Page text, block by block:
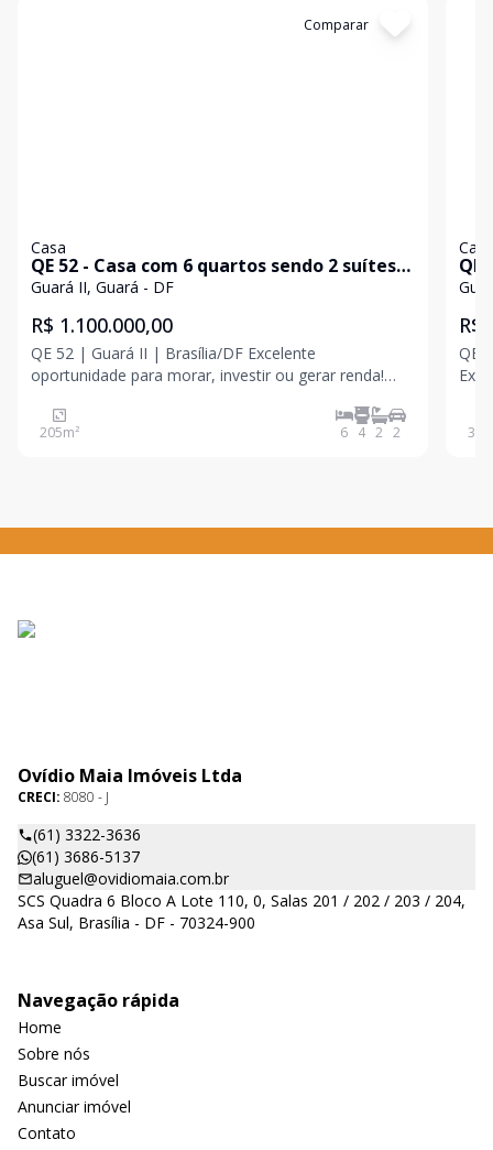
Comparar
Casa
QE 52 - Casa com 6 quartos sendo 2 suítes à
venda - à vista - Guará II.
Guará II, Guará - DF
R$ 1.100.000,00
QE 52 | Guará II | Brasília/DF Excelente
oportunidade para morar, investir ou gerar renda!
por dois apartamentos independentes, ideal para
famílias que desejam morar próximas com total
205m² 6 4 2 2
Casa
QE
R$
QE
360
Ovídio Maia Imóveis Ltda
CRECI: 8080 - J
(61) 3322-3636
(61) 3686-5137
aluguel@ovidiomaia.com.br
SCS Quadra 6 Bloco A Lote 110, 0, Salas 201 / 202 / 203 / 204,
Asa Sul, Brasília - DF - 70324-900
Navegação rápida
Home
Sobre nós
Buscar imóvel
Anunciar imóvel
Contato